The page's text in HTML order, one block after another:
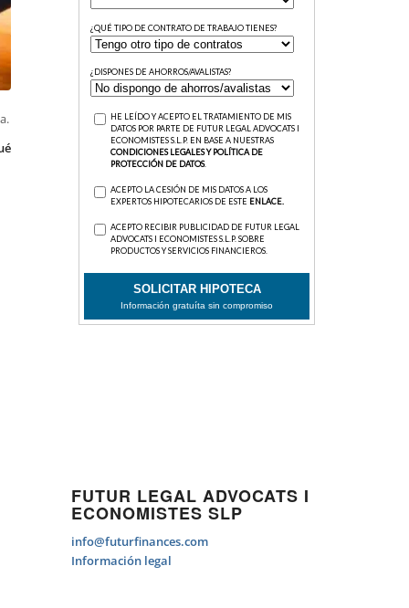
FUTUR LEGAL ADVOCATS I
ECONOMISTES SLP
info@futurfinances.com
Información legal